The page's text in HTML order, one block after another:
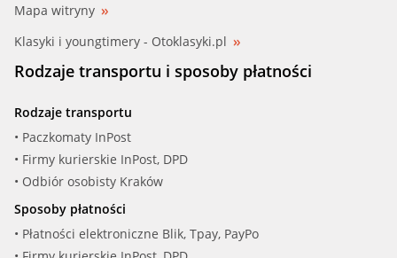
Mapa witryny
Klasyki i youngtimery - Otoklasyki.pl
Rodzaje transportu i sposoby płatności
Rodzaje transportu
• Paczkomaty InPost
• Firmy kurierskie InPost, DPD
• Odbiór osobisty Kraków
Sposoby płatności
• Płatności elektroniczne Blik, Tpay, PayPo